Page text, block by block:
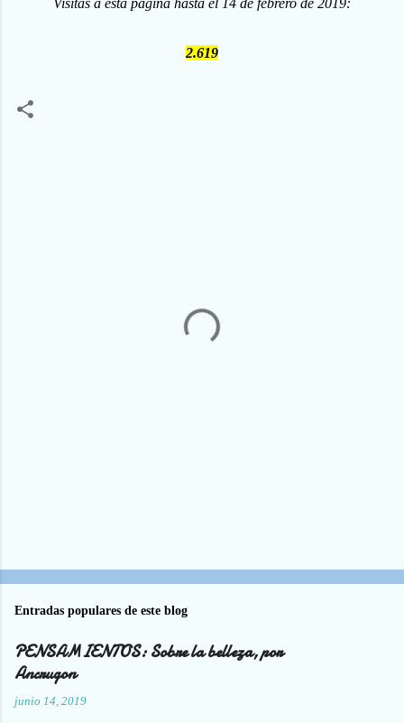
Visitas a esta página hasta el 14 de febrero de 2019:
2.619
Entradas populares de este blog
PENSAMIENTOS: Sobre la belleza, por
Ancrugon
junio 14, 2019